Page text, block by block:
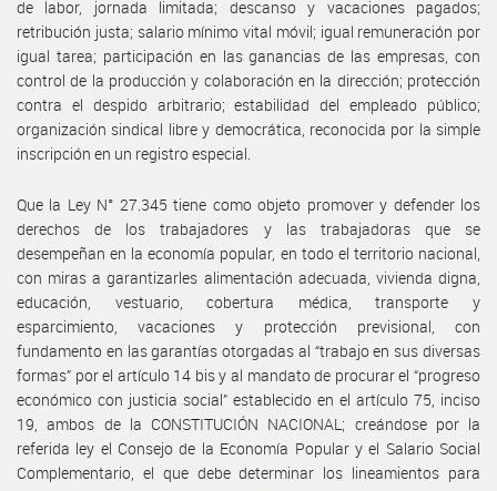
de labor, jornada limitada; descanso y vacaciones pagados;
retribución justa; salario mínimo vital móvil; igual remuneración por
igual tarea; participación en las ganancias de las empresas, con
control de la producción y colaboración en la dirección; protección
contra el despido arbitrario; estabilidad del empleado público;
organización sindical libre y democrática, reconocida por la simple
inscripción en un registro especial.
Que la Ley N° 27.345 tiene como objeto promover y defender los
derechos de los trabajadores y las trabajadoras que se
desempeñan en la economía popular, en todo el territorio nacional,
con miras a garantizarles alimentación adecuada, vivienda digna,
educación, vestuario, cobertura médica, transporte y
esparcimiento, vacaciones y protección previsional, con
fundamento en las garantías otorgadas al “trabajo en sus diversas
formas” por el artículo 14 bis y al mandato de procurar el “progreso
económico con justicia social” establecido en el artículo 75, inciso
19, ambos de la CONSTITUCIÓN NACIONAL; creándose por la
referida ley el Consejo de la Economía Popular y el Salario Social
Complementario, el que debe determinar los lineamientos para